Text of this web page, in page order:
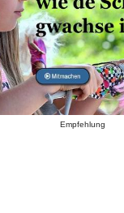
Empfehlung